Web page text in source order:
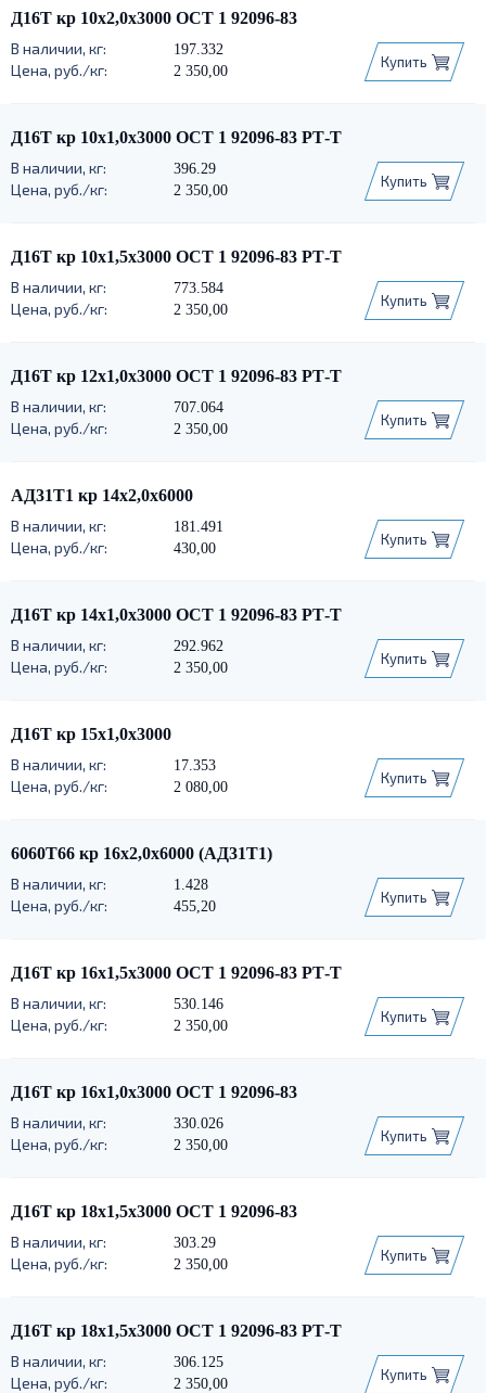
Д16Т кр 10х2,0х3000 ОСТ 1 92096-83
197.332
2 350,00
Купить
Д16Т кр 10х1,0х3000 ОСТ 1 92096-83 РТ-Т
396.29
2 350,00
Купить
Д16Т кр 10х1,5х3000 ОСТ 1 92096-83 РТ-Т
773.584
2 350,00
Купить
Д16Т кр 12х1,0х3000 ОСТ 1 92096-83 РТ-Т
707.064
2 350,00
Купить
АД31Т1 кр 14х2,0х6000
181.491
430,00
Купить
Д16Т кр 14х1,0х3000 ОСТ 1 92096-83 РТ-Т
292.962
2 350,00
Купить
Д16Т кр 15х1,0х3000
17.353
2 080,00
Купить
6060Т66 кр 16х2,0х6000 (АД31Т1)
1.428
455,20
Купить
Д16Т кр 16х1,5х3000 ОСТ 1 92096-83 РТ-Т
530.146
2 350,00
Купить
Д16Т кр 16х1,0х3000 ОСТ 1 92096-83
330.026
2 350,00
Купить
Д16Т кр 18х1,5х3000 ОСТ 1 92096-83
303.29
2 350,00
Купить
Д16Т кр 18х1,5х3000 ОСТ 1 92096-83 РТ-Т
306.125
2 350,00
Купить